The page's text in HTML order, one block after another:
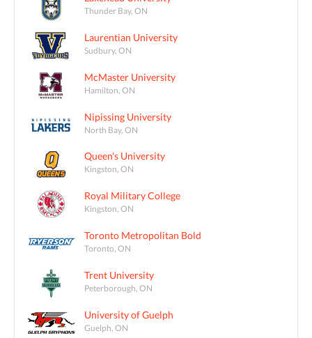
Thunder Bay, ON
Laurentian University
Sudbury, ON
McMaster University
Hamilton, ON
Nipissing University
North Bay, ON
Queen's University
Kingston, ON
Royal Military College
Kingston, ON
Toronto Metropolitan Bold
Toronto, ON
Trent University
Peterborough, ON
University of Guelph
Guelph, ON